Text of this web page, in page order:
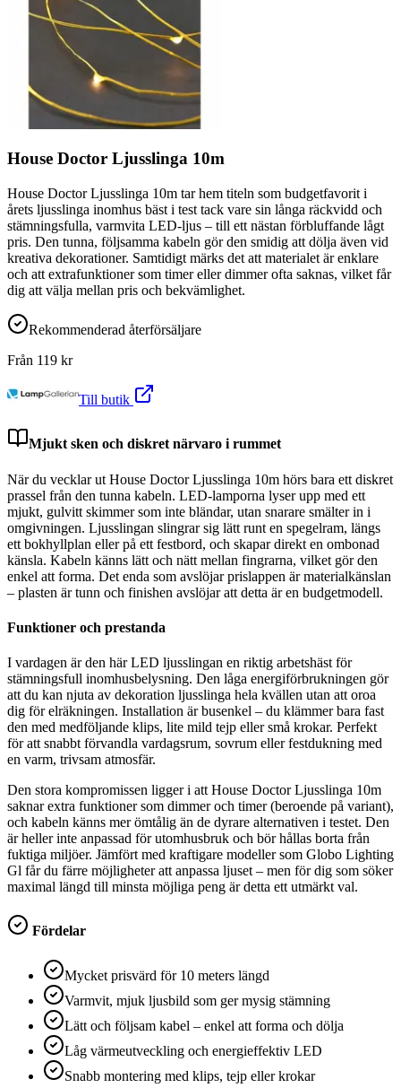
House Doctor Ljusslinga 10m
House Doctor Ljusslinga 10m tar hem titeln som budgetfavorit i
årets ljusslinga inomhus bäst i test tack vare sin långa räckvidd och
stämningsfulla, varmvita LED-ljus – till ett nästan förbluffande lågt
pris. Den tunna, följsamma kabeln gör den smidig att dölja även vid
kreativa dekorationer. Samtidigt märks det att materialet är enklare
och att extrafunktioner som timer eller dimmer ofta saknas, vilket får
dig att välja mellan pris och bekvämlighet.
Rekommenderad återförsäljare
Från 119 kr
Till butik
Mjukt sken och diskret närvaro i rummet
När du vecklar ut House Doctor Ljusslinga 10m hörs bara ett diskret
prassel från den tunna kabeln. LED-lamporna lyser upp med ett
mjukt, gulvitt skimmer som inte bländar, utan snarare smälter in i
omgivningen. Ljusslingan slingrar sig lätt runt en spegelram, längs
ett bokhyllplan eller på ett festbord, och skapar direkt en ombonad
känsla. Kabeln känns lätt och nätt mellan fingrarna, vilket gör den
enkel att forma. Det enda som avslöjar prislappen är materialkänslan
– plasten är tunn och finishen avslöjar att detta är en budgetmodell.
Funktioner och prestanda
I vardagen är den här LED ljusslingan en riktig arbetshäst för
stämningsfull inomhusbelysning. Den låga energiförbrukningen gör
att du kan njuta av dekoration ljusslinga hela kvällen utan att oroa
dig för elräkningen. Installation är busenkel – du klämmer bara fast
den med medföljande klips, lite mild tejp eller små krokar. Perfekt
för att snabbt förvandla vardagsrum, sovrum eller festdukning med
en varm, trivsam atmosfär.
Den stora kompromissen ligger i att House Doctor Ljusslinga 10m
saknar extra funktioner som dimmer och timer (beroende på variant),
och kabeln känns mer ömtålig än de dyrare alternativen i testet. Den
är heller inte anpassad för utomhusbruk och bör hållas borta från
fuktiga miljöer. Jämfört med kraftigare modeller som Globo Lighting
Gl får du färre möjligheter att anpassa ljuset – men för dig som söker
maximal längd till minsta möjliga peng är detta ett utmärkt val.
Fördelar
Mycket prisvärd för 10 meters längd
Varmvit, mjuk ljusbild som ger mysig stämning
Lätt och följsam kabel – enkel att forma och dölja
Låg värmeutveckling och energieffektiv LED
Snabb montering med klips, tejp eller krokar